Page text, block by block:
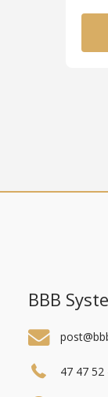
BBB
47 47 52